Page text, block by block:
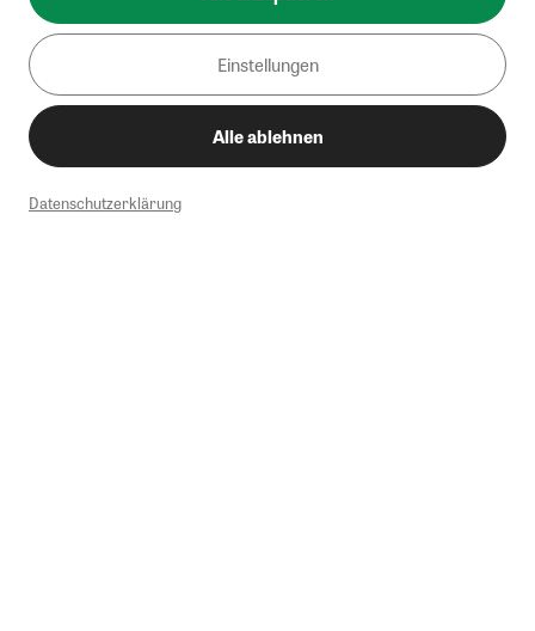
Einstellungen
Alle ablehnen
Datenschutzerklärung